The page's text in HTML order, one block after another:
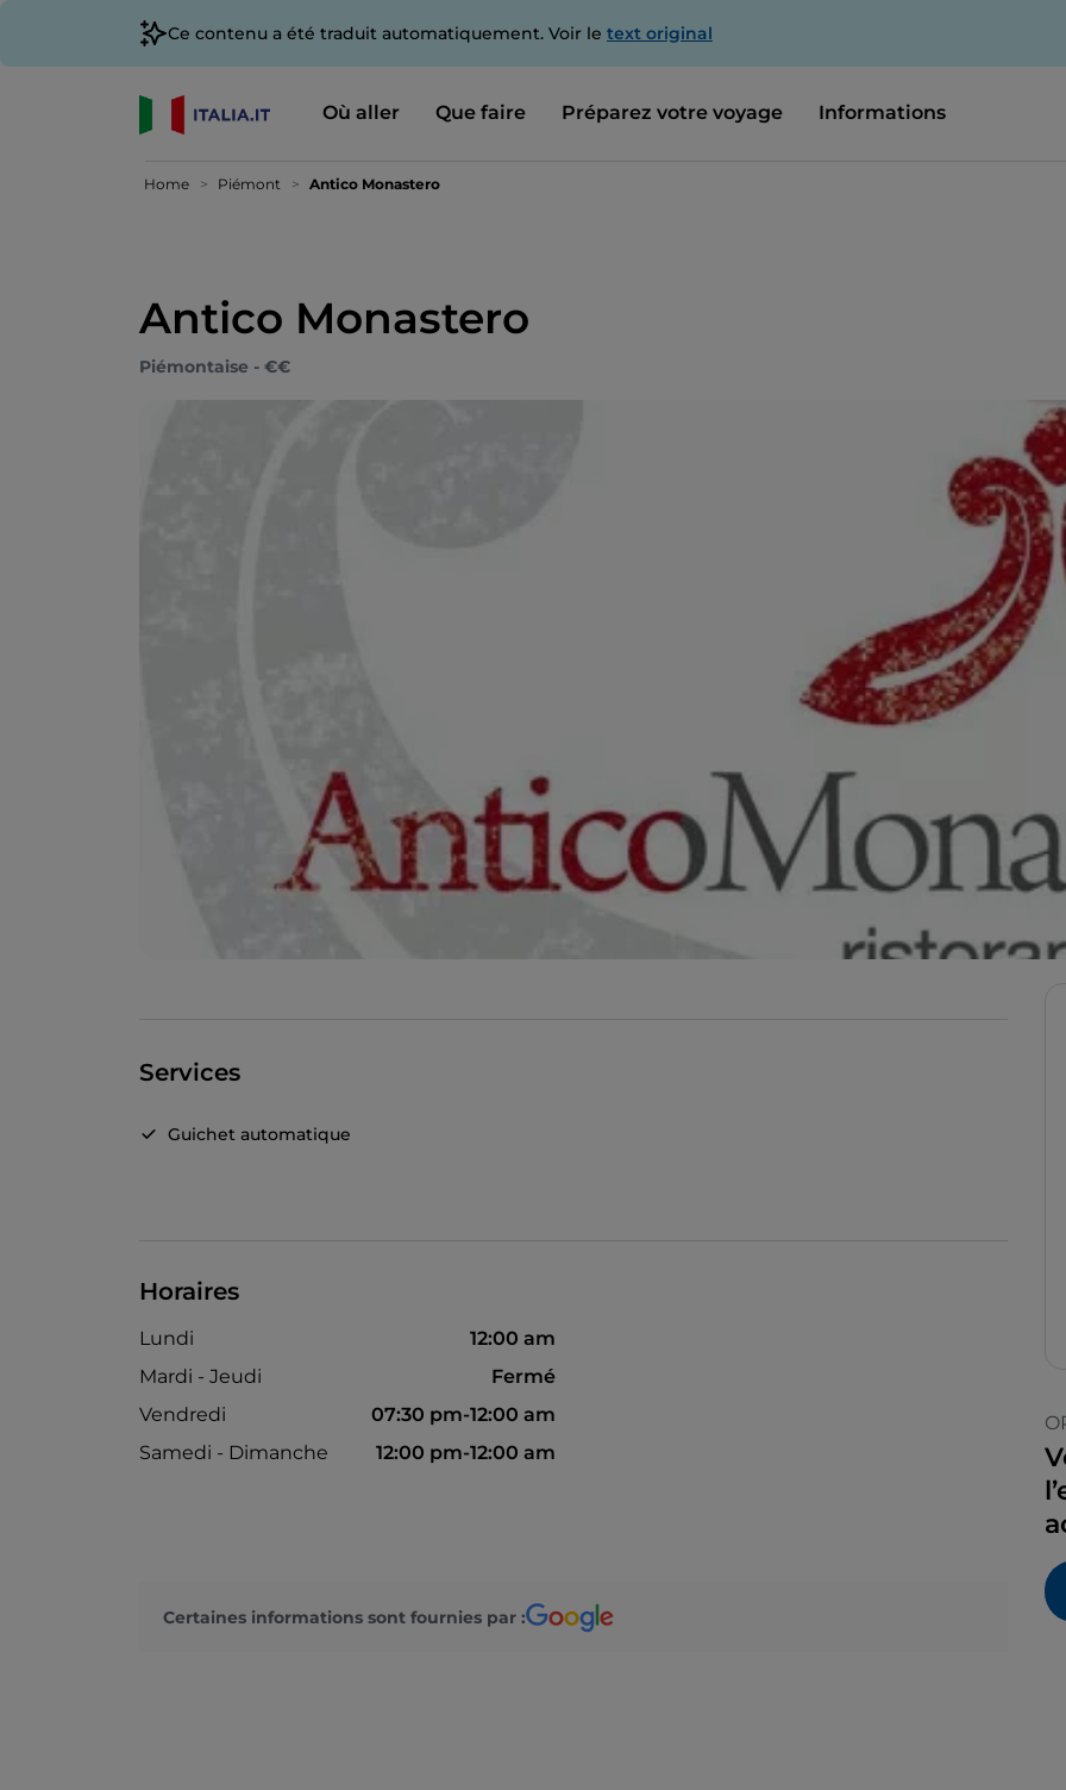
Ce contenu a été traduit automatiquement. Voir le text original
Où aller Que faire Préparez votre voyage Informations
Home Piémont Antico Monastero
Antico Monastero
Piémontaise - €€
Services
Guichet automatique
Horaires
Lundi
12:00 am
Mardi - Jeudi
Fermé
Vendredi
07:30 pm-12:00 am
Samedi - Dimanche
12:00 pm-12:00 am
Certaines informations sont fournies par :